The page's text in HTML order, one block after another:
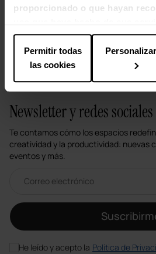
proporcionado o que hayan
Permitir todas
las cookies
Personalizar
Mit
Cargar más
Newsletter y redes sociales
Te contamos cómo los espacios
creatividad y la productividad: nuevas
eventos y más.
He leído y acepto la Política de